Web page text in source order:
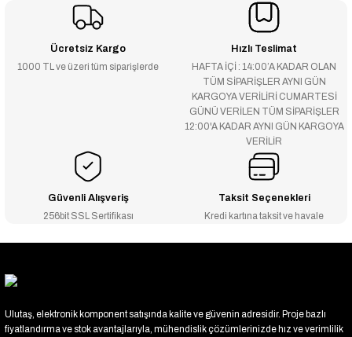
Ücretsiz Kargo
1000 TL ve üzeri tüm siparişlerde
Hızlı Teslimat
HAFTA İÇİ : 14:00’A KADAR OLAN
TÜM SİPARİŞLER AYNI GÜN
KARGOYA VERİLİRİ CUMARTESİ
GÜNÜ VERİLEN TÜM SİPARİŞLER
12:00'A KADAR AYNI GÜN KARGOYA
VERİLİR
Güvenli Alışveriş
256bit SSL Sertifikası
Taksit Seçenekleri
Kredi kartına taksit ve havale
Ulutaş, elektronik komponent satışında kalite ve güvenin adresidir. Proje bazlı
fiyatlandırma ve stok avantajlarıyla, mühendislik çözümlerinizde hız ve verimlilik